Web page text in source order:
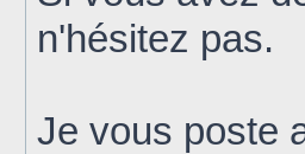
n'hésitez pas.
Je vous poste